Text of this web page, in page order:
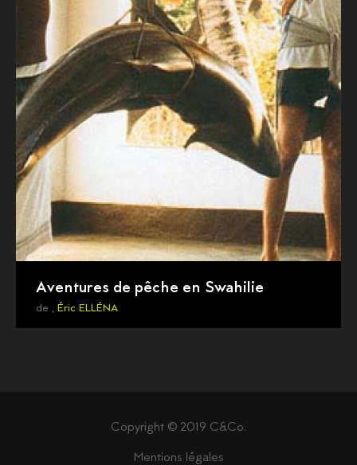
Aventures de pêche en Swahilie
de , Éric ELLÉNA
Copyright © 2019 C&Co.
Mentions légales